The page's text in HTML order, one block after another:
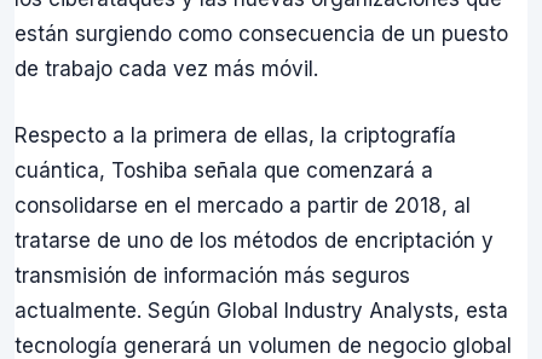
están surgiendo como consecuencia de un puesto
de trabajo cada vez más móvil.
Respecto a la primera de ellas, la criptografía
cuántica, Toshiba señala que comenzará a
consolidarse en el mercado a partir de 2018, al
tratarse de uno de los métodos de encriptación y
transmisión de información más seguros
actualmente. Según Global Industry Analysts, esta
tecnología generará un volumen de negocio global